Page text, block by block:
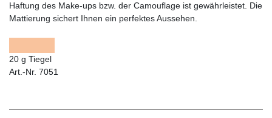
Haftung des Make-ups bzw. der Camouflage ist gewährleistet. Die
Mattierung sichert Ihnen ein perfektes Aussehen.
20 g Tiegel
Art.-Nr. 7051